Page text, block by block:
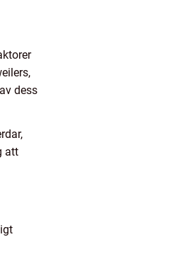
dess
att